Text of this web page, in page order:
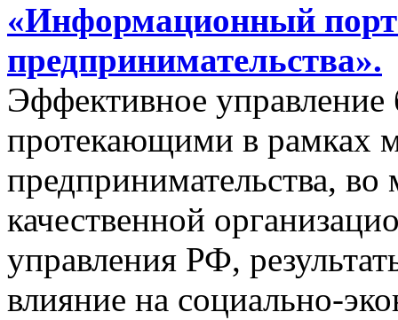
«Информационный
предпринимательства».
Эффективное управление
протекающими в рамках
предпринимательства,
качественной
управления РФ,
влияние на социально-